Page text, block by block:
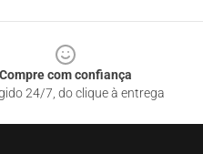
Compre com confiança
24/7, do clique à entrega